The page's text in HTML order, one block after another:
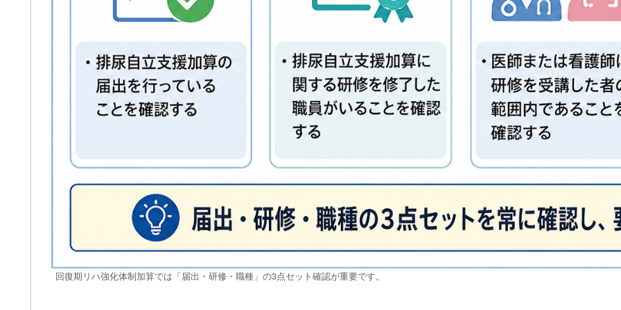
回復期リハ強化体制加算では「届出・研修・職種」の3点セット確認が重要です。